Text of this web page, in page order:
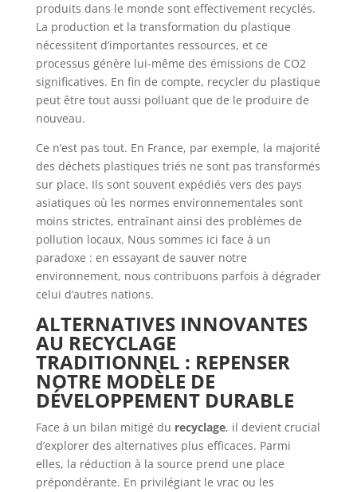
produits dans le monde sont effectivement recyclés.
La production et la transformation du plastique
nécessitent d’importantes ressources, et ce
processus génère lui-même des émissions de CO2
significatives. En fin de compte, recycler du plastique
peut être tout aussi polluant que de le produire de
nouveau.
Ce n’est pas tout. En France, par exemple, la majorité
des déchets plastiques triés ne sont pas transformés
sur place. Ils sont souvent expédiés vers des pays
asiatiques où les normes environnementales sont
moins strictes, entraînant ainsi des problèmes de
pollution locaux. Nous sommes ici face à un
paradoxe : en essayant de sauver notre
environnement, nous contribuons parfois à dégrader
celui d’autres nations.
ALTERNATIVES INNOVANTES
AU RECYCLAGE
TRADITIONNEL : REPENSER
NOTRE MODÈLE DE
DÉVELOPPEMENT DURABLE
Face à un bilan mitigé du recyclage, il devient crucial
d’explorer des alternatives plus efficaces. Parmi
elles, la réduction à la source prend une place
prépondérante. En privilégiant le vrac ou les